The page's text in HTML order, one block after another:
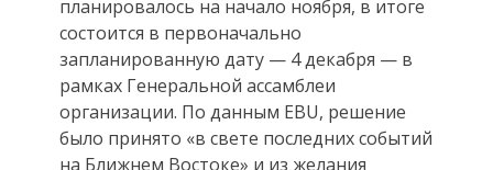
планировалось на начало ноября, в итоге
состоится в первоначально
запланированную дату — 4 декабря — в
рамках Генеральной ассамблеи
организации. По данным EBU, решение
было принято «в свете последних событий
на Ближнем Востоке» и из желания